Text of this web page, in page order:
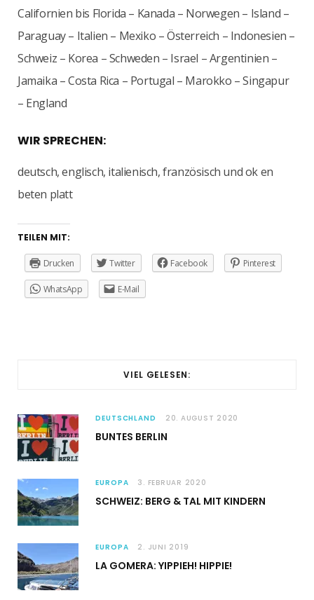
Californien bis Florida – Kanada – Norwegen – Island –
Paraguay – Italien – Mexiko – Österreich – Indonesien –
Schweiz – Korea – Schweden – Israel – Argentinien –
Jamaika – Costa Rica – Portugal – Marokko – Singapur
– England
WIR SPRECHEN:
deutsch, englisch, italienisch, französisch und ok en
beten platt
TEILEN MIT:
Drucken Twitter Facebook Pinterest
WhatsApp E-Mail
VIEL GELESEN:
DEUTSCHLAND 20. AUGUST 2020
BUNTES BERLIN
EUROPA 3. FEBRUAR 2020
SCHWEIZ: BERG & TAL MIT KINDERN
EUROPA 2. JUNI 2019
LA GOMERA: YIPPIEH! HIPPIE!